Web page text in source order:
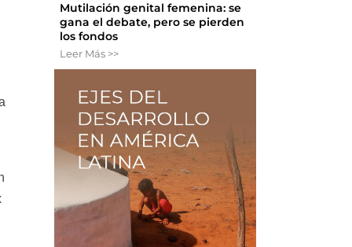
Mutilación genital femenina: se
gana el debate, pero se pierden
los fondos
Leer Más >>